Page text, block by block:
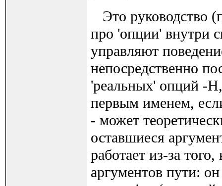
Это руководство
про 'опции' внутри
управляют
непосредственно
'реальных' опций -
первым именем,
- может
оставшиеся
работает из-за
аргументов пути: